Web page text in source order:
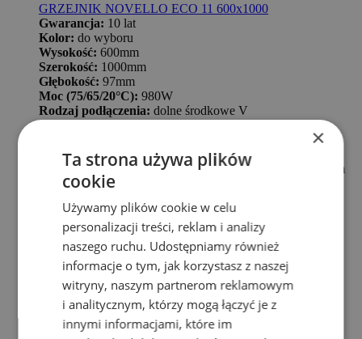
GRZEJNIK NOVELLO ECO 11 600x1000
Gwarancja: 10 lat
Kolor: do wyboru
Wysokość: 600mm
Szerokość: 1000mm
Głębokość: 97mm
Moc (75/65/20°C): 980W
Rodzaj podłączenia: dolne środkowe V
Rozstaw podłączenia:
PALETA KOLORÓW STELRAD
*Zawiesia, korki, odpowietrznik w komplecie z grzejnikiem
*Zawory nie są w komplecie z grzejnikiem
Dodaj do koszyka
×
Ta strona używa plików
cookie
Używamy plików cookie w celu
personalizacji treści, reklam i analizy
naszego ruchu. Udostępniamy również
informacje o tym, jak korzystasz z naszej
witryny, naszym partnerom reklamowym
i analitycznym, którzy mogą łączyć je z
innymi informacjami, które im